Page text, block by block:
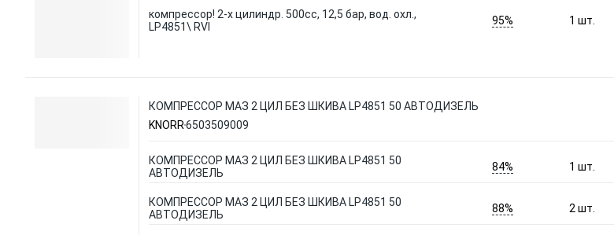
компрессор! 2-х цилиндр. 500сс, 12,5 бар, вод. охл.,
LP4851\ RVI
95% 1шт.
КОМПРЕССОР МАЗ 2 ЦИЛ БЕЗ ШКИВА LР4851 50 АВТОДИЗЕЛЬ
KNORR6503509009
КОМПРЕССОР МАЗ 2 ЦИЛ БЕЗ ШКИВА LР4851 50
АВТОДИЗЕЛЬ
84% 1шт.
КОМПРЕССОР МАЗ 2 ЦИЛ БЕЗ ШКИВА LР4851 50
АВТОДИЗЕЛЬ
88% 2шт.